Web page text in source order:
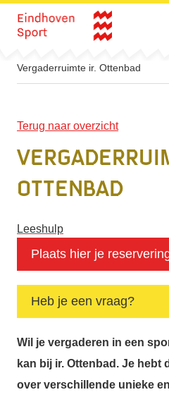
Direct naar de inhoud
Vergaderruimte ir. Ottenbad
Terug naar overzicht
Ottenbad
Leeshulp
Plaats hier je
Heb je een vraag?
Wil je vergaderen in een
kan bij ir. Ottenbad. Je hebt
over verschillende unieke